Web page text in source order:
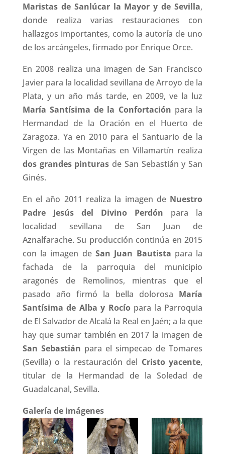
Maristas de Sanlúcar la Mayor y de Sevilla,
donde realiza varias restauraciones con
hallazgos importantes, como la autoría de uno
de los arcángeles, firmado por Enrique Orce.
En 2008 realiza una imagen de San Francisco
Javier para la localidad sevillana de Arroyo de la
Plata, y un año más tarde, en 2009, ve la luz
María Santísima de la Confortación para la
Hermandad de la Oración en el Huerto de
Zaragoza. Ya en 2010 para el Santuario de la
Virgen de las Montañas en Villamartín realiza
dos grandes pinturas de San Sebastián y San
Ginés.
En el año 2011 realiza la imagen de Nuestro
Padre Jesús del Divino Perdón para la
localidad sevillana de San Juan de
Aznalfarache. Su producción continúa en 2015
con la imagen de San Juan Bautista para la
fachada de la parroquia del municipio
aragonés de Remolinos, mientras que el
pasado año firmó la bella dolorosa María
Santísima de Alba y Rocíopara la Parroquia
de El Salvador de Alcalá la Real en Jaén; a la que
hay que sumar también en 2017 la imagen de
San Sebastián para el simpecao de Tomares
(Sevilla) o la restauración del Cristo yacente,
titular de la Hermandad de la Soledad de
Guadalcanal, Sevilla.
Galería de imágenes